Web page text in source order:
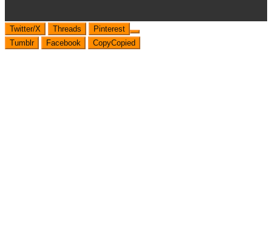
Twitter/X Threads
Pinterest
Tumblr
Facebook CopyCopied